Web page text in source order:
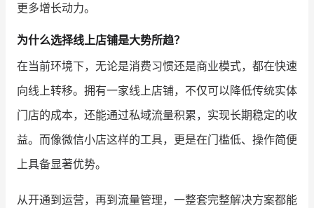
更多增长动力。
为什么选择线上店铺是大势所趋？
在当前环境下，无论是消费习惯还是商业模式，都在快速
向线上转移。拥有一家线上店铺，不仅可以降低传统实体
门店的成本，还能通过私域流量积累，实现长期稳定的收
益。而像微信小店这样的工具，更是在门槛低、操作简便
上具备显著优势。
从开通到运营，再到流量管理，一整套完整解决方案都能